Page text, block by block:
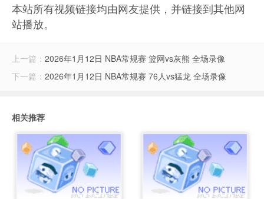
本站所有视频链接均由网友提供，并链接到其他网
站播放。
上一篇： 2026年1月12日 NBA常规赛 篮网vs灰熊 全场录像
下一篇： 2026年1月12日 NBA常规赛 76人vs猛龙 全场录像
相关推荐